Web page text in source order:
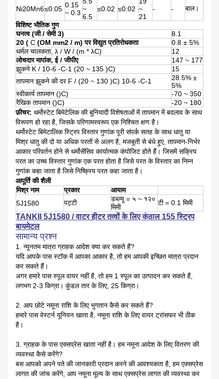
Ni20Mn6≤0.05 0.15
~ 0.3 ~
6.5
≤0.02 ≤0.02 ~
21
- - बाल।
विशिष्ट भौतिक गुण
घनत्व (जी / सेमी 3)
8.1
20 ( C (OM mm2 / m) पर विद्युत प्रतिरोधकता
0.8 ± 5%
थर्मल चालकता, λ / W / (m * λC)
12
लोचदार मापांक, ई / जीपीए
147 ~ 177
झुकने K / 10-6 -C-1 (20 ~ 135 )C)
15
तापमान झुकने की दर F / (20 ~ 130 )C) 10-6 -C-1
28.5% ±
5%
स्वीकार्य तापमान ()C)
-70 ~ 350
रैखिक तापमान ()C)
-20 ~ 180
फ़ीचर: थर्मोस्टेट बिमेटेलिक की बुनियादी विशेषताओं में तापमान में बदलाव के साथ
विरूपण हो रहा है, जिसके परिणामस्वरूप एक निश्चित क्षण है।
थर्मोस्टेट बिमेटालिक स्ट्रिप विस्तार गुणांक पूरी संपर्क सतह के साथ धातु या
मिश्र धातु की दो या अधिक परतों से अलग है, मजबूती से बंधे हुए, तापमान-निर्भर
आकार परिवर्तन होने से थर्मोसेंसिव कार्यात्मक कंपोजिट होते हैं। जिसमें सक्रिय
परत का उच्च विस्तार गुणांक एक परत होता है जिसे परत के विस्तार का निम्न
गुणांक कहा जाता है जिसे निष्क्रिय परत कहा जाता है।
आपूर्ति की शैली
मिश्र नाम
प्रकार
आयाम
5J1580
पट्टी
डब्ल्यू = ५ ~ १२०
मिमी
टी = 0.1 मिमी
TANKII 5J1580 / वाटर हीटर तत्वों के लिए कंठाल 155 स्ट्रिप
बायमेटल
सामान्य प्रश्न
1. न्यूनतम मात्रा ग्राहक आदेश क्या कर सकते हैं?
यदि आपके पास स्टॉक में आपका आकार है, तो हम आपकी इच्छित मात्रा प्रदान
कर सकते हैं।
अगर हमारे पास स्पूल वायर नहीं है, तो हम 1 स्पूल का उत्पादन कर सकते हैं,
लगभग 2-3 किग्रा। कुंडल तार के लिए, 25 किग्रा।
2. आप छोटे नमूना राशि के लिए भुगतान कैसे कर सकते हैं?
हमारे पास वेस्टर्न यूनियन खाता है, नमूना राशि के लिए वायर ट्रांसफर भी ठीक
है।
3. ग्राहक के पास एक्सप्रेस खाता नहीं है। हम नमूना आदेश के लिए वितरण की
व्यवस्था कैसे करेंगे?
बस आपको अपने पते की जानकारी प्रदान करने की आवश्यकता है, हम एक्सप्रेस
लागत की जांच करेंगे, आप नमूना मूल्य के साथ एक्सप्रेस लागत की व्यवस्था कर